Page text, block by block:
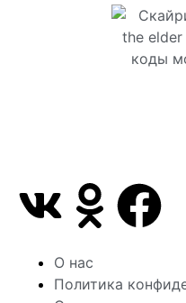
О нас
Политика